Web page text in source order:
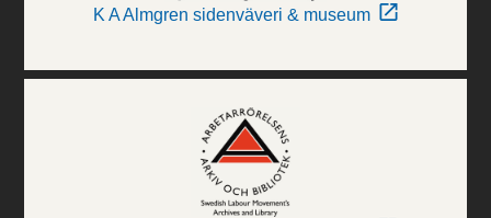
K A Almgren sidenväveri & museum